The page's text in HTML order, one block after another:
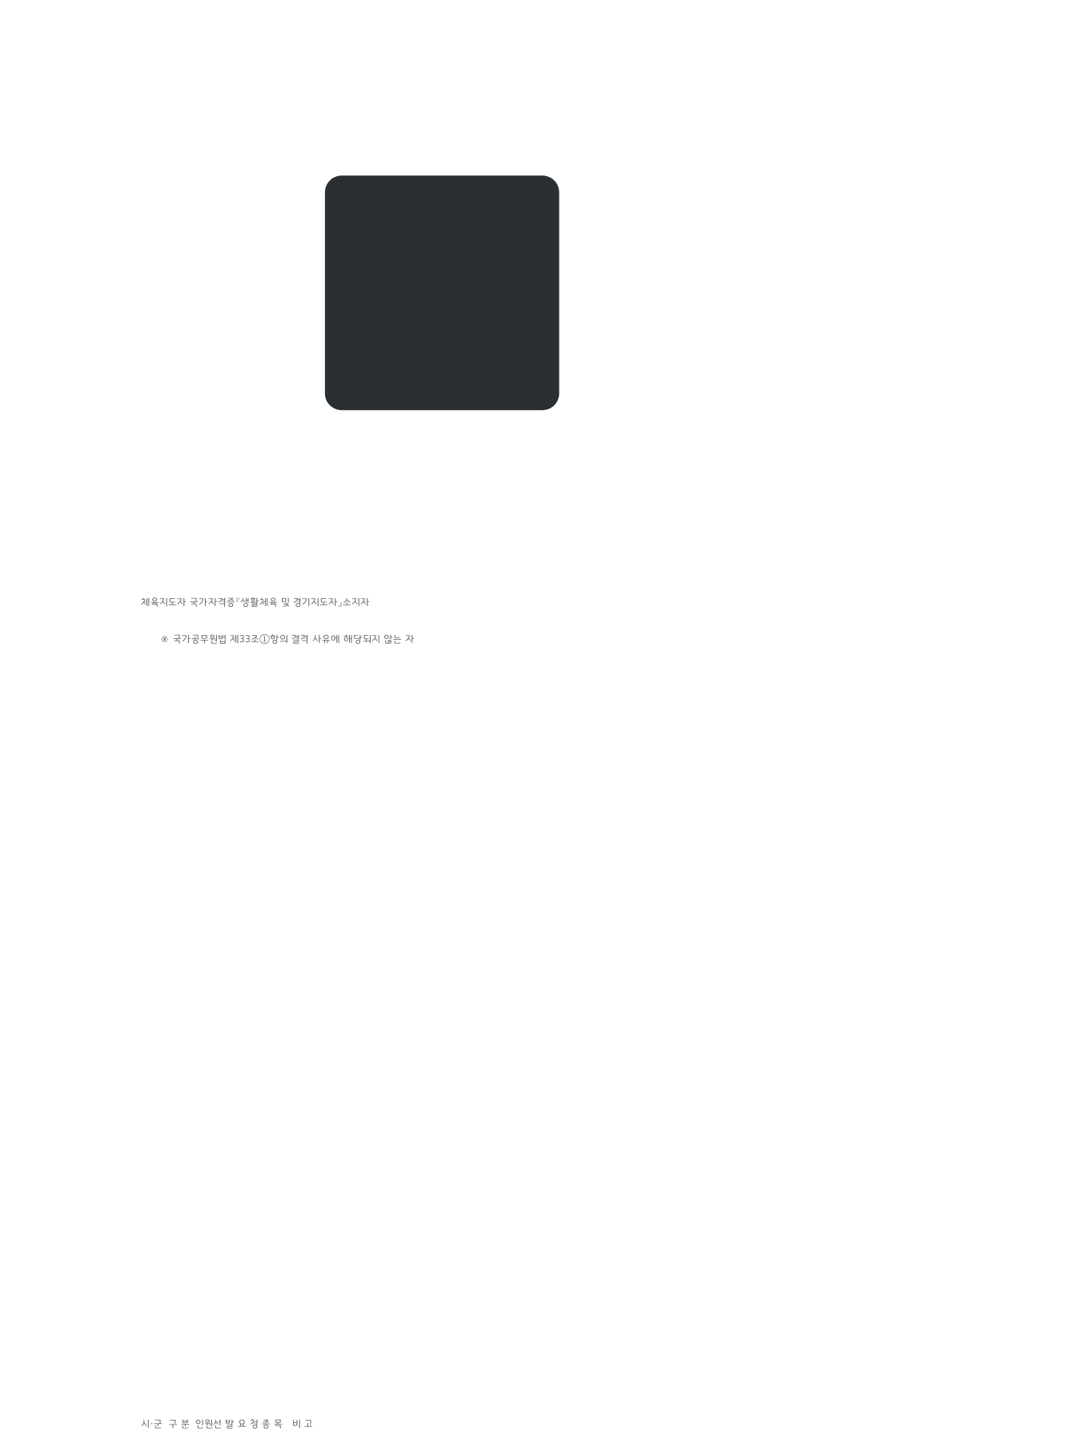
체육지도자 국가자격증『생활체육 및 경기지도자』소지자
※ 국가공무원법 제33조①항의 결격 사유에 해당되지 않는 자
시·군 구 분 인원선 발 요 청 종 목 비 고